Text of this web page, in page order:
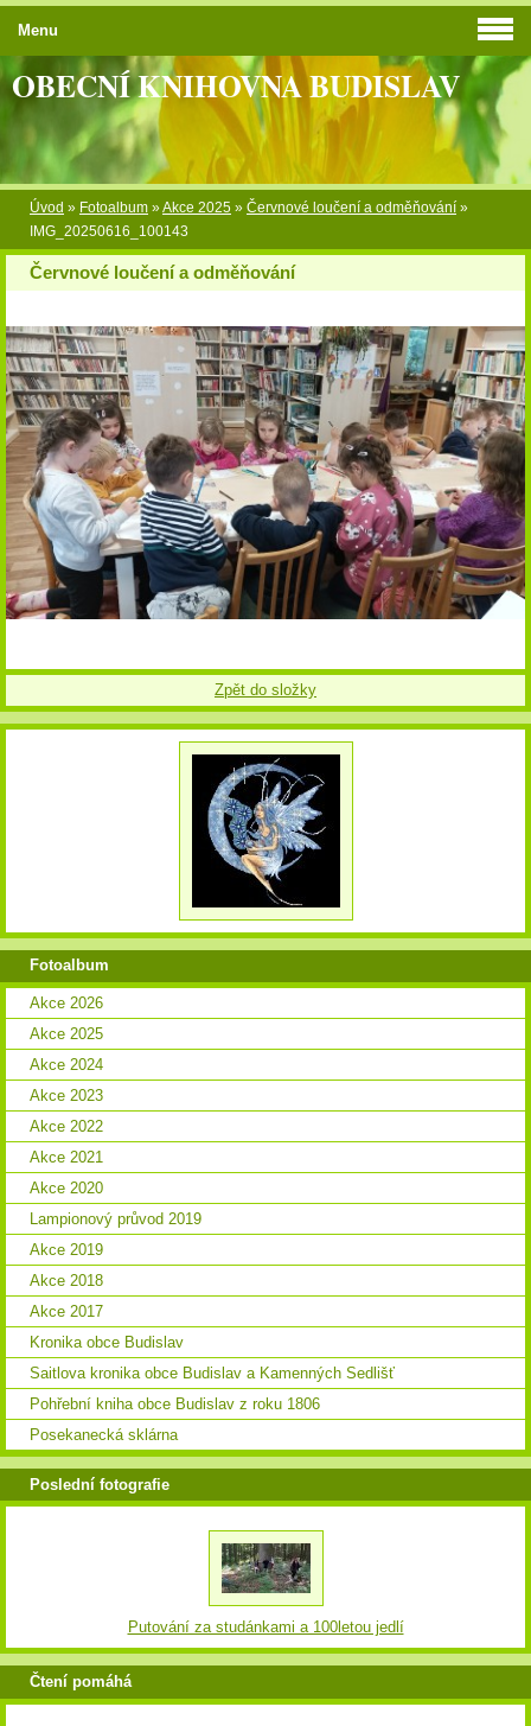
OBECNÍ KNIHOVNA BUDISLAV
Úvod » Fotoalbum »Akce 2025 » Červnové loučení a odměňování »
IMG_20250616_100143
Červnové loučení a odměňování
Zpět do složky
Menu
Fotoalbum
Akce 2026
Akce 2025
Akce 2024
Akce 2023
Akce 2022
Akce 2021
Akce 2020
Lampionový průvod 2019
Akce 2019
Akce 2018
Akce 2017
Kronika obce Budislav
Saitlova kronika obce Budislav a Kamenných Sedlišť
Pohřební kniha obce Budislav z roku 1806
Posekanecká sklárna
Poslední fotografie
Putování za studánkami a 100letou jedlí
Čtení pomáhá